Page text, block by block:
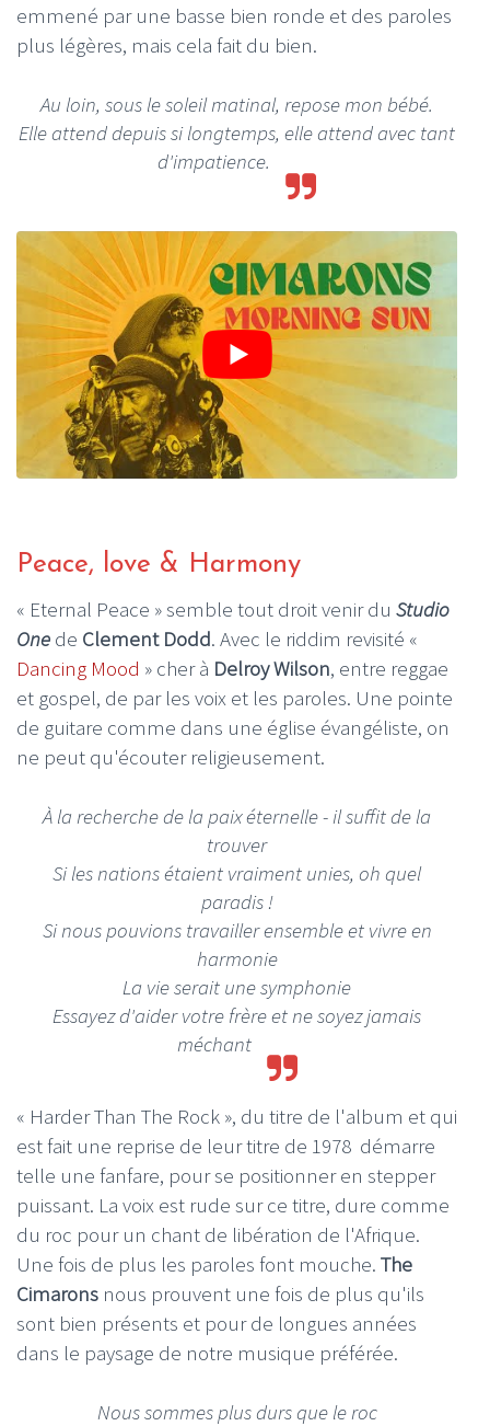
emmené par une basse bien ronde et des paroles
plus légères, mais cela fait du bien.
Au loin, sous le soleil matinal, repose mon bébé.
Elle attend depuis si longtemps, elle attend avec tant
d'impatience.
Peace, love & Harmony
« Eternal Peace » semble tout droit venir du Studio
One de Clement Dodd. Avec le riddim revisité «
Dancing Mood » cher à Delroy Wilson, entre reggae
et gospel, de par les voix et les paroles. Une pointe
de guitare comme dans une église évangéliste, on
ne peut qu'écouter religieusement.
À la recherche de la paix éternelle - il suffit de la
trouver
Si les nations étaient vraiment unies, oh quel
paradis !
Si nous pouvions travailler ensemble et vivre en
harmonie
La vie serait une symphonie
Essayez d'aider votre frère et ne soyez jamais
méchant
« Harder Than The Rock », du titre de l'album et qui
est fait une reprise de leur titre de 1978 démarre
telle une fanfare, pour se positionner en stepper
puissant. La voix est rude sur ce titre, dure comme
du roc pour un chant de libération de l'Afrique.
Une fois de plus les paroles font mouche. The
Cimarons nous prouvent une fois de plus qu'ils
sont bien présents et pour de longues années
dans le paysage de notre musique préférée.
Nous sommes plus durs que le roc